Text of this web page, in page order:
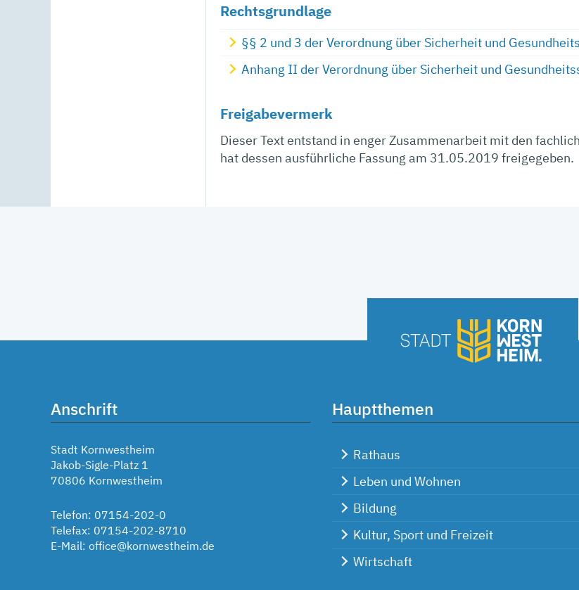
Rechtsgrundlage
§§ 2 und 3 der Verordnung über Sicherheit und
Anhang II der Verordnung über Sicherheit und
Freigabevermerk
Dieser Text entstand in enger Zusammenarbeit mit den
hat dessen ausführliche Fassung am 31.05.2019 freigegeben.
Anschrift
Stadt Kornwestheim
Jakob-Sigle-Platz 1
70806 Kornwestheim
Telefon: 07154-202-0
Telefax: 07154-202-8710
E-Mail: office@kornwestheim.de
Hauptthemen
Rathaus
Leben und Wohnen
Bildung
Kultur, Sport und Freizeit
Wirtschaft